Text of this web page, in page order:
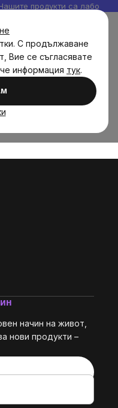
С продължаване
Вие се съгласявате
информация тук.
продукти са
начин на живот,
нови продукти –